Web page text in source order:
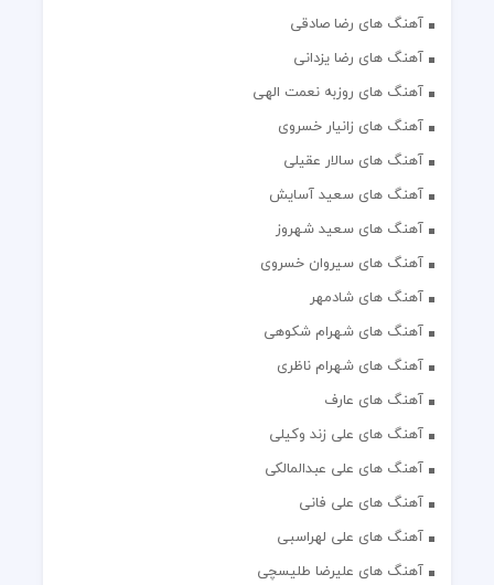
آهنگ های رضا صادقی
آهنگ های رضا یزدانی
آهنگ های روزبه نعمت الهی
آهنگ های زانیار خسروی
آهنگ های سالار عقیلی
آهنگ های سعید آسایش
آهنگ های سعید شهروز
آهنگ های سیروان خسروی
آهنگ های شادمهر
آهنگ های شهرام شکوهی
آهنگ های شهرام ناظری
آهنگ های عارف
آهنگ های علی زند وکیلی
آهنگ های علی عبدالمالکی
آهنگ های علی فانی
آهنگ های علی لهراسبی
آهنگ های علیرضا طلیسچی